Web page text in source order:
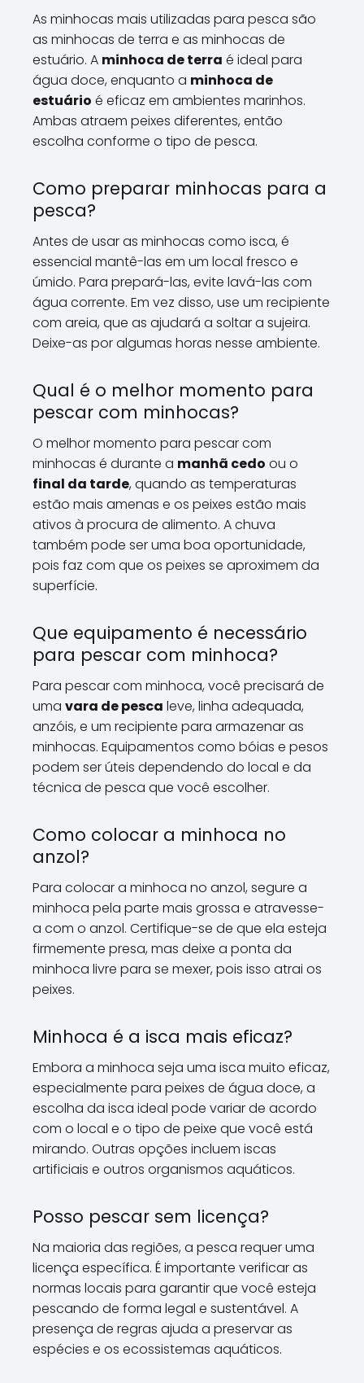
As minhocas mais utilizadas para pesca são
as minhocas de terra e as minhocas de
estuário. A minhoca de terra é ideal para
água doce, enquanto a minhoca de
estuário é eficaz em ambientes marinhos.
Ambas atraem peixes diferentes, então
escolha conforme o tipo de pesca.
Como preparar minhocas para a
pesca?
Antes de usar as minhocas como isca, é
essencial mantê-las em um local fresco e
úmido. Para prepará-las, evite lavá-las com
água corrente. Em vez disso, use um recipiente
com areia, que as ajudará a soltar a sujeira.
Deixe-as por algumas horas nesse ambiente.
Qual é o melhor momento para
pescar com minhocas?
O melhor momento para pescar com
minhocas é durante a manhã cedo ou o
final da tarde, quando as temperaturas
estão mais amenas e os peixes estão mais
ativos à procura de alimento. A chuva
também pode ser uma boa oportunidade,
pois faz com que os peixes se aproximem da
superfície.
Que equipamento é necessário
para pescar com minhoca?
Para pescar com minhoca, você precisará de
uma vara de pesca leve, linha adequada,
anzóis, e um recipiente para armazenar as
minhocas. Equipamentos como bóias e pesos
podem ser úteis dependendo do local e da
técnica de pesca que você escolher.
Como colocar a minhoca no
anzol?
Para colocar a minhoca no anzol, segure a
minhoca pela parte mais grossa e atravesse-
a com o anzol. Certifique-se de que ela esteja
firmemente presa, mas deixe a ponta da
minhoca livre para se mexer, pois isso atrai os
peixes.
Minhoca é a isca mais eficaz?
Embora a minhoca seja uma isca muito eficaz,
especialmente para peixes de água doce, a
escolha da isca ideal pode variar de acordo
com o local e o tipo de peixe que você está
mirando. Outras opções incluem iscas
artificiais e outros organismos aquáticos.
Posso pescar sem licença?
Na maioria das regiões, a pesca requer uma
licença específica. É importante verificar as
normas locais para garantir que você esteja
pescando de forma legal e sustentável. A
presença de regras ajuda a preservar as
espécies e os ecossistemas aquáticos.